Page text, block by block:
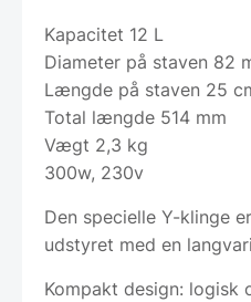
Kapacitet 12 L
Diameter på staven 82
Længde på staven 25
Total længde 514 mm
Vægt 2,3 kg
300w, 230v
Den specielle Y-klinge
udstyret med en
Kompakt design: logisk